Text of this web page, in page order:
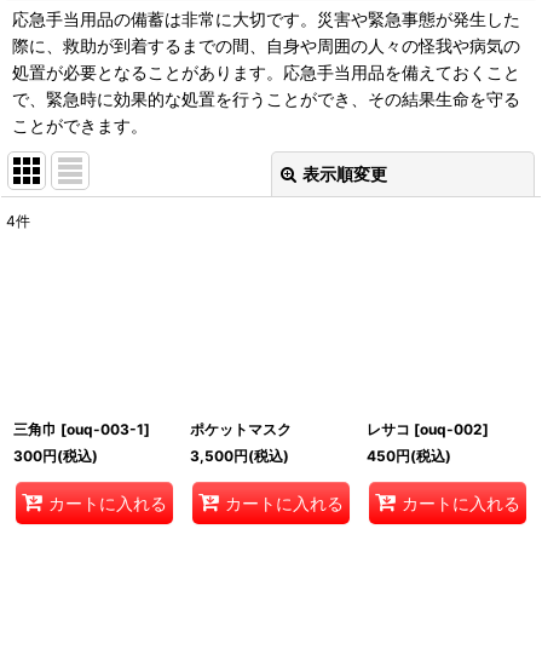
応急手当用品の備蓄は非常に大切です。災害や緊急事態が発生した
際に、救助が到着するまでの間、自身や周囲の人々の怪我や病気の
処置が必要となることがあります。応急手当用品を備えておくこと
で、緊急時に効果的な処置を行うことができ、その結果生命を守る
ことができます。
表示順変更
4件
三角巾 [ouq-003-1]
300円(税込)
カートに入れる
ポケットマスク
3,500円(税込)
カートに入れる
レサコ [ouq-002]
450円(税込)
カートに入れる